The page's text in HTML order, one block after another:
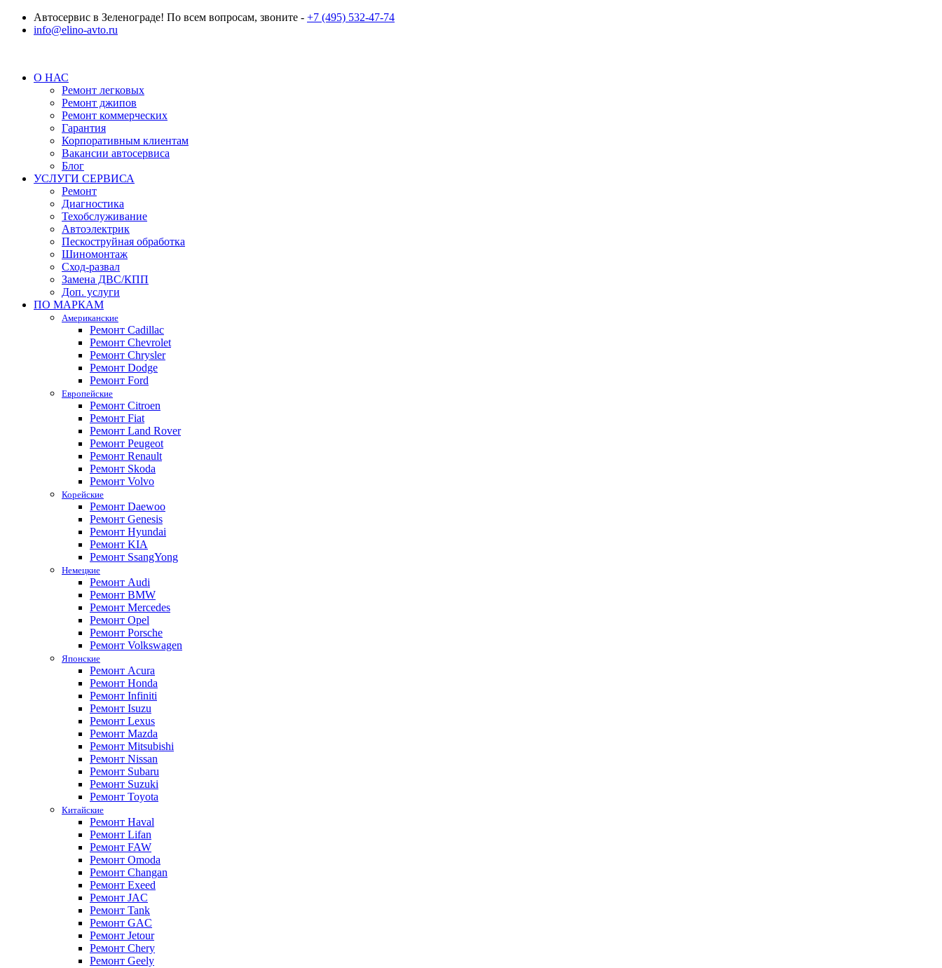
Автосервис в Зеленограде! По всем вопросам, звоните - +7 (495) 532-47-74
info@elino-avto.ru
О НАС
Ремонт легковых
Ремонт джипов
Ремонт коммерческих
Гарантия
Корпоративным клиентам
Вакансии автосервиса
Блог
УСЛУГИ СЕРВИСА
Ремонт
Диагностика
Техобслуживание
Автоэлектрик
Пескоструйная обработка
Шиномонтаж
Сход-развал
Замена ДВС/КПП
Доп. услуги
ПО МАРКАМ
Американские
Ремонт Cadillac
Ремонт Chevrolet
Ремонт Chrysler
Ремонт Dodge
Ремонт Ford
Европейские
Ремонт Citroen
Ремонт Fiat
Ремонт Land Rover
Ремонт Peugeot
Ремонт Renault
Ремонт Skoda
Ремонт Volvo
Корейские
Ремонт Daewoo
Ремонт Genesis
Ремонт Hyundai
Ремонт KIA
Ремонт SsangYong
Немецкие
Ремонт Audi
Ремонт BMW
Ремонт Mercedes
Ремонт Opel
Ремонт Porsche
Ремонт Volkswagen
Японские
Ремонт Acura
Ремонт Honda
Ремонт Infiniti
Ремонт Isuzu
Ремонт Lexus
Ремонт Mazda
Ремонт Mitsubishi
Ремонт Nissan
Ремонт Subaru
Ремонт Suzuki
Ремонт Toyota
Китайские
Ремонт Haval
Ремонт Lifan
Ремонт FAW
Ремонт Omoda
Ремонт Changan
Ремонт Exeed
Ремонт JAC
Ремонт Tank
Ремонт GAC
Ремонт Jetour
Ремонт Chery
Ремонт Geely